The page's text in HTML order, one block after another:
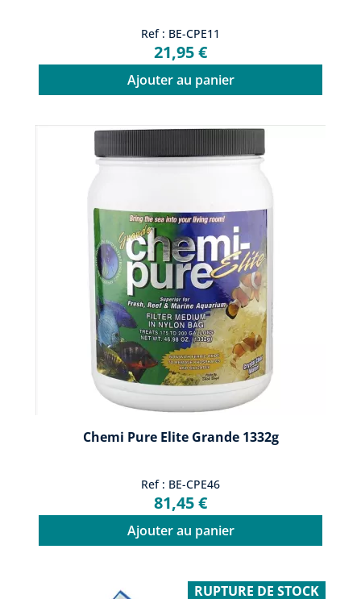
Ref : BE-CPE11
21,95 €
Ajouter au panier
Chemi Pure Elite Grande 1332g
Ref : BE-CPE46
81,45 €
Ajouter au panier
RUPTURE DE STOCK